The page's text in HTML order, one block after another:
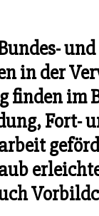
und
in der
finden im
Fort-